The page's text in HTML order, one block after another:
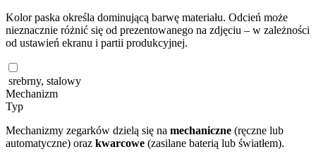
Kolor paska określa dominującą barwę materiału. Odcień może
nieznacznie różnić się od prezentowanego na zdjęciu – w zależności
od ustawień ekranu i partii produkcyjnej.
srebrny, stalowy
Mechanizm
Typ
Mechanizmy zegarków dzielą się na mechaniczne (ręczne lub
automatyczne) oraz kwarcowe (zasilane baterią lub światłem).